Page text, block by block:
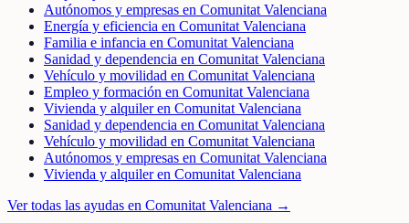
Autónomos y empresas en Comunitat Valenciana
Energía y eficiencia en Comunitat Valenciana
Familia e infancia en Comunitat Valenciana
Sanidad y dependencia en Comunitat Valenciana
Vehículo y movilidad en Comunitat Valenciana
Empleo y formación en Comunitat Valenciana
Vivienda y alquiler en Comunitat Valenciana
Sanidad y dependencia en Comunitat Valenciana
Vehículo y movilidad en Comunitat Valenciana
Autónomos y empresas en Comunitat Valenciana
Vivienda y alquiler en Comunitat Valenciana
Ver todas las ayudas en Comunitat Valenciana →